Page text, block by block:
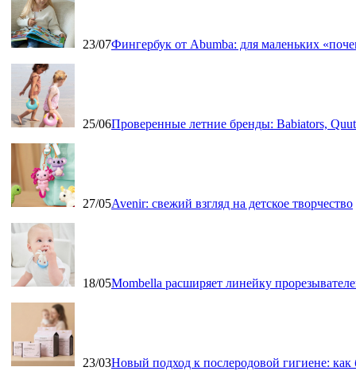
23/07Фингербук от Abumba: для маленьких
25/06Проверенные летние бренды: Babiators,
27/05Avenir: свежий взгляд на детское творчество
18/05Mombella расширяет линейку
23/03Новый подход к послеродовой гигиене: